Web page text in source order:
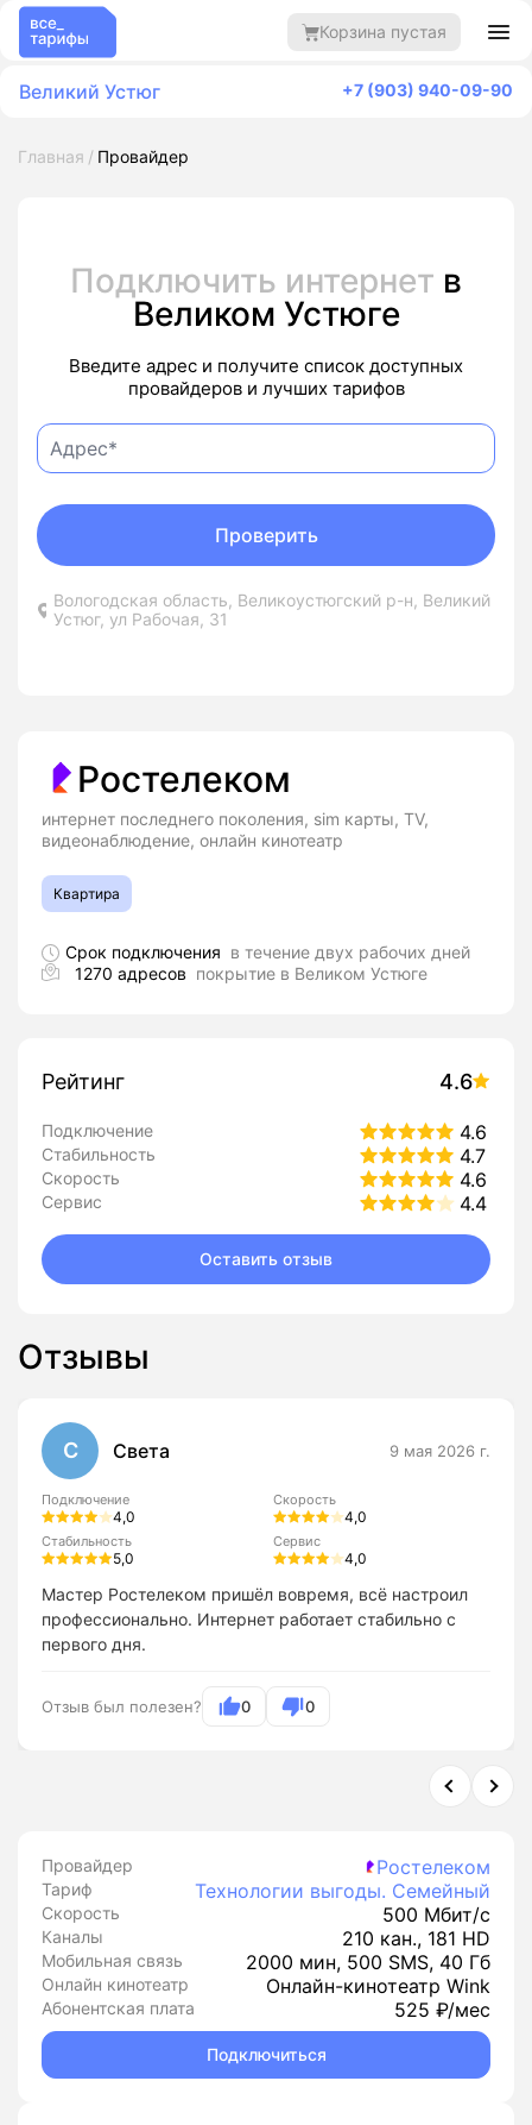
Корзина пустая
Великий Устюг +7 (903) 940-09-90
Главная Провайдер
Подключить интернет в
Великом Устюге
Введите адрес и получите список доступных
провайдеров и лучших тарифов
Вологодская область, Великоустюгский р-н, Великий
Устюг, ул Рабочая, 31
Проверить
Ростелеком
интернет последнего поколения, sim карты, TV,
видеонаблюдение, онлайн кинотеатр
Квартира
Срок подключения в течение двух рабочих дней
1270 адресов покрытие в Великом Устюге
Рейтинг 4.6
Подключение 4.6
Стабильность 4.7
Скорость 4.6
Сервис 4.4
Оставить отзыв
Отзывы
С Света 9 мая 2026 г.
Подключение
4,0
Скорость
4,0
Стабильность
5,0
Сервис
4,0
Мастер Ростелеком пришёл вовремя, всё настроил
профессионально. Интернет работает стабильно с
первого дня.
Отзыв был полезен? 0 0
Провайдер Ростелеком
Тариф Технологии выгоды. Семейный
Скорость 500 Мбит/с
Каналы 210 кан., 181 HD
Мобильная связь 2000 мин, 500 SMS, 40 Гб
Онлайн кинотеатр Онлайн-кинотеатр Wink
Абонентская плата 525 ₽/мес
Подключиться